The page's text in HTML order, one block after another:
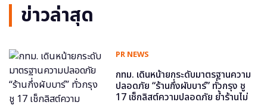
ข่าวล่าสุด
PR NEWS
กทม. เดินหน้ายกระดับมาตรฐานความ
ปลอดภัย “ร้านกึ่งผับบาร์” ทั่วกรุง ชู
17 เช็กลิสต์ความปลอดภัย ย้ำร้านไม่